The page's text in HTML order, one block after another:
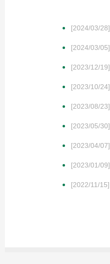
[2024/03/28]
[2024/03/05]
[2023/12/19]
[2023/10/24]
[2023/08/23]
[2023/05/30]
[2023/04/07]
[2023/01/09]
[2022/11/15]